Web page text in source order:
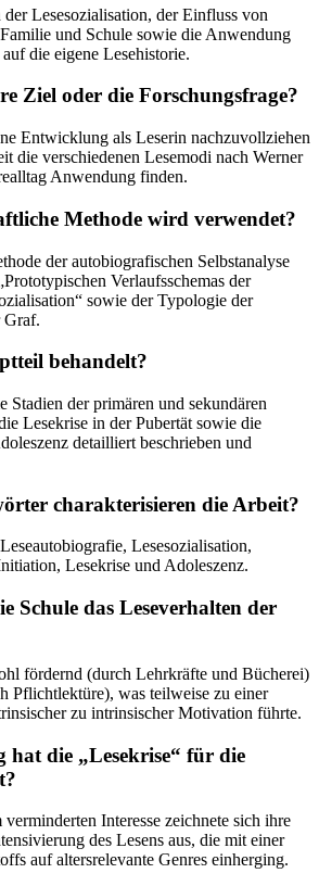
der Lesesozialisation, der Einfluss von
und Schule sowie die Anwendung
die eigene Lesehistorie.
Ziel oder die Forschungsfrage?
Entwicklung als Leserin nachzuvollziehen
die verschiedenen Lesemodi nach Werner
Anwendung finden.
Methode wird verwendet?
der autobiografischen Selbstanalyse
Verlaufsschemas der
sowie der Typologie der
Graf.
behandelt?
Stadien der primären und sekundären
Lesekrise in der Pubertät sowie die
detailliert beschrieben und
charakterisieren die Arbeit?
Lesesozialisation,
Lesekrise und Adoleszenz.
Schule das Leseverhalten der
fördernd (durch Lehrkräfte und Bücherei)
Pflichtlektüre), was teilweise zu einer
zu intrinsischer Motivation führte.
hat die „Lesekrise“ für die
Interesse zeichnete sich ihre
des Lesens aus, die mit einer
auf altersrelevante Genres einherging.